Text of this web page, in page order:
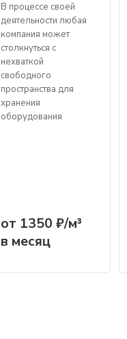
В процессе своей
деятельности любая
компания может
столкнуться с
нехваткой
свободного
пространства для
хранения
оборудования
от 1350 ₽/м³
в месяц